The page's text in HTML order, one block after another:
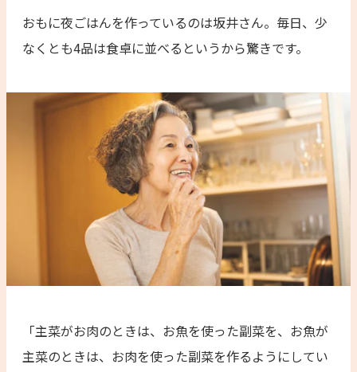
おもに夜ごはんを作っているのは坂井さん。毎日、少
なくとも4品は食卓に並べるというから驚きです。
「主菜がお肉のときは、お魚を使った副菜を、お魚が
主菜のときは、お肉を使った副菜を作るようにしてい